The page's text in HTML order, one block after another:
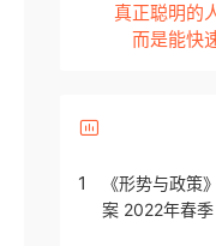
真正聪明的
而是能快
1
《形势与政策
案 2022年春季